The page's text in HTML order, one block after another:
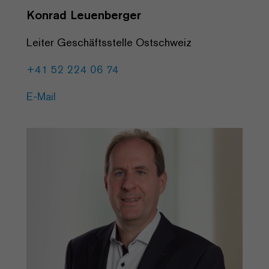
Konrad Leuenberger
Leiter Geschäftsstelle Ostschweiz
+41 52 224 06 74
E-Mail